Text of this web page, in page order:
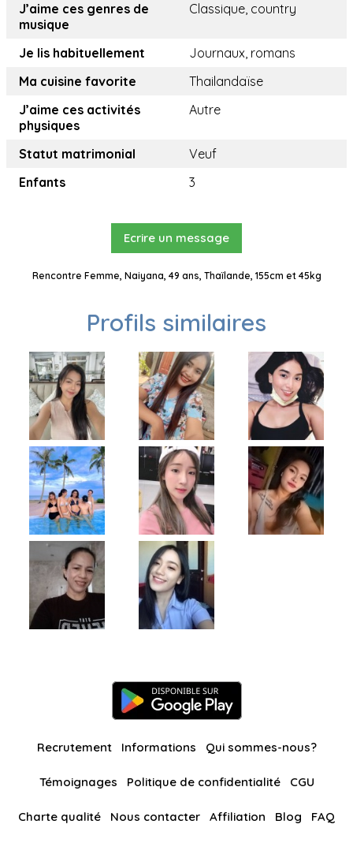
J’aime ces genres de
musique
Classique, country
Je lis habituellement
Journaux, romans
Ma cuisine favorite
Thailandaïse
J’aime ces activités
physiques
Autre
Statut matrimonial
Veuf
Enfants
3
Ecrire un message
Rencontre Femme, Naiyana, 49 ans, Thaïlande, 155cm et 45kg
Profils similaires
Recrutement Informations Qui sommes-nous?
Témoignages Politique de confidentialité CGU
Charte qualité Nous contacter Affiliation Blog FAQ